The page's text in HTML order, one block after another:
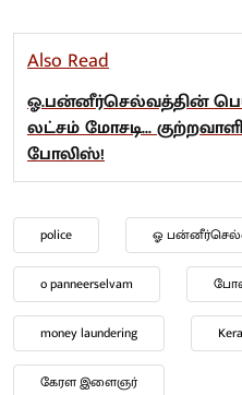
Also Read
ஓ.பன்னீர்செல்வத்தின்
லட்சம் மோசடி...
போலிஸ்!
police ஓ
o panneerselvam
money laundering
கேரள இளைஞர்